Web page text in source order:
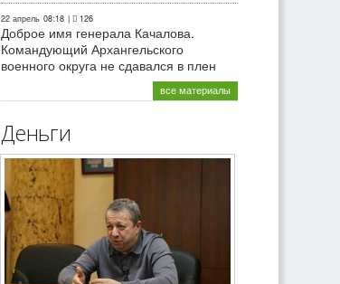
22 апрель 08:18 | 126
Доброе имя генерала Качалова.
Командующий Архангельского
военного округа не сдавался в плен
все материалы
Деньги